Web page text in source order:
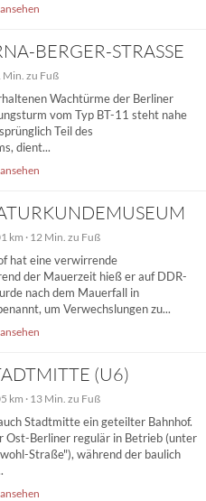
BERGER-STRASSE
Min. zu Fuß
Wachtürme der Berliner
vom Typ BT-11 steht nahe
Teil des
dient...
km · 12 Min. zu Fuß
hat eine verwirrende
der Mauerzeit hieß er auf DDR-
nach dem Mauerfall in
um Verwechslungen zu...
(U6)
km · 13 Min. zu Fuß
Stadtmitte ein geteilter Bahnhof.
Ost-Berliner regulär in Betrieb (unter
Straße"), während der baulich